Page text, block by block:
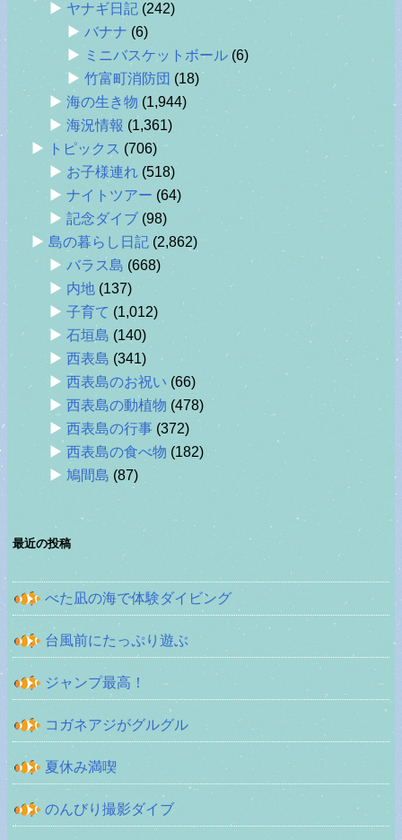
ヤナギ日記 (242)
バナナ (6)
ミニバスケットボール (6)
竹富町消防団 (18)
海の生き物 (1,944)
海況情報 (1,361)
トピックス (706)
お子様連れ (518)
ナイトツアー (64)
記念ダイブ (98)
島の暮らし日記 (2,862)
バラス島 (668)
内地 (137)
子育て (1,012)
石垣島 (140)
西表島 (341)
西表島のお祝い (66)
西表島の動植物 (478)
西表島の行事 (372)
西表島の食べ物 (182)
鳩間島 (87)
最近の投稿
べた凪の海で体験ダイビング
台風前にたっぷり遊ぶ
ジャンプ最高！
コガネアジがグルグル
夏休み満喫
のんびり撮影ダイブ